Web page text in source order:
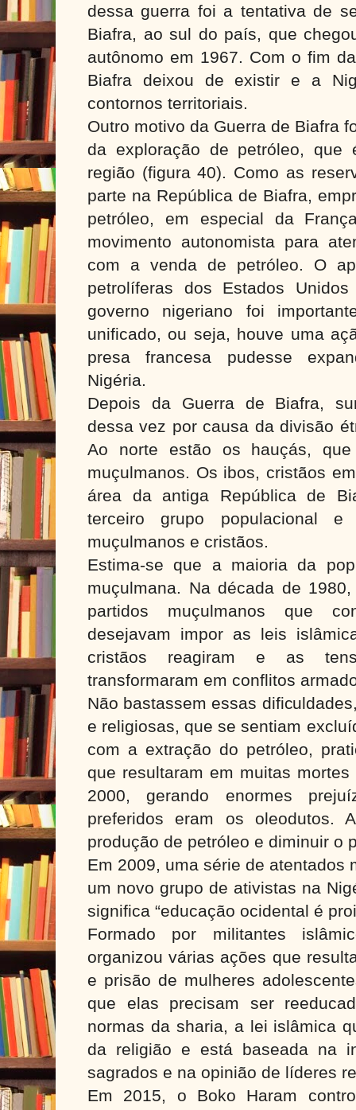
dessa guerra foi a tentativa de
Biafra, ao sul do país, que
autônomo em 1967. Com o fim
Biafra deixou de existir e a
contornos territoriais.
Outro motivo da Guerra de Biafra
da exploração de petróleo, que
região (figura 40). Como as
parte na República de Biafra,
petróleo, em especial da
movimento autonomista para
com a venda de petróleo. O
petrolíferas dos Estados
governo nigeriano foi
unificado, ou seja, houve uma
presa francesa pudesse
Nigéria.
Depois da Guerra de Biafra,
dessa vez por causa da divisão
Ao norte estão os hauçás,
muçulmanos. Os ibos, cristãos
área da antiga República de
terceiro grupo populacional
muçulmanos e cristãos.
Estima-se que a maioria da
muçulmana. Na década de
partidos muçulmanos que
desejavam impor as leis
cristãos reagiram e as
transformaram em conflitos
Não bastassem essas
e religiosas, que se sentiam
com a extração do petróleo,
que resultaram em muitas
2000, gerando enormes
preferidos eram os oleodutos.
produção de petróleo e diminuir o
Em 2009, uma série de atentados
um novo grupo de ativistas na
significa “educação ocidental é
Formado por militantes
organizou várias ações que
e prisão de mulheres
que elas precisam ser
normas da sharia, a lei islâmica
da religião e está baseada na
sagrados e na opinião de líderes
Em 2015, o Boko Haram